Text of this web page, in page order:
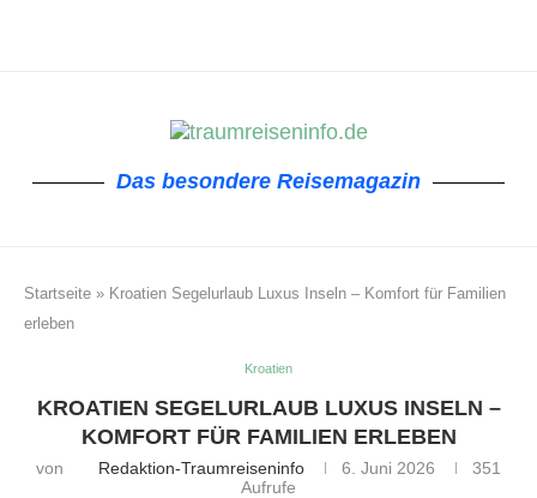
Das besondere Reisemagazin
Startseite » Kroatien Segelurlaub Luxus Inseln – Komfort für Familien
erleben
Kroatien
KROATIEN SEGELURLAUB LUXUS INSELN –
KOMFORT FÜR FAMILIEN ERLEBEN
von Redaktion-Traumreiseninfo 6. Juni 2026
351
Aufrufe